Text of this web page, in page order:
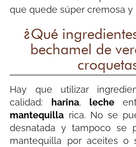
que quede súper cremosa y
¿Qué
bechamel de
Hay que utilizar
calidad:
harina, leche
mantequilla rica. No se
desnatada y tampoco se
mantequilla por aceites o